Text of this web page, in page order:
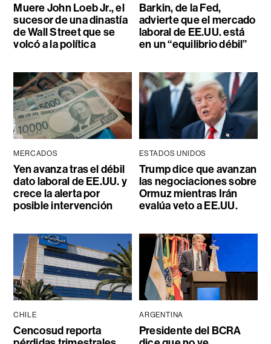
Muere John Loeb Jr., el
sucesor de una dinastía
de Wall Street que se
volcó a la política
Barkin, de la Fed,
advierte que el mercado
laboral de EE.UU. está
en un “equilibrio débil”
MERCADOS
Yen avanza tras el débil
dato laboral de EE.UU. y
crece la alerta por
posible intervención
ESTADOS UNIDOS
Trump dice que avanzan
las negociaciones sobre
Ormuz mientras Irán
evalúa veto a EE.UU.
CHILE
Cencosud reporta
ARGENTINA
Presidente del BCRA